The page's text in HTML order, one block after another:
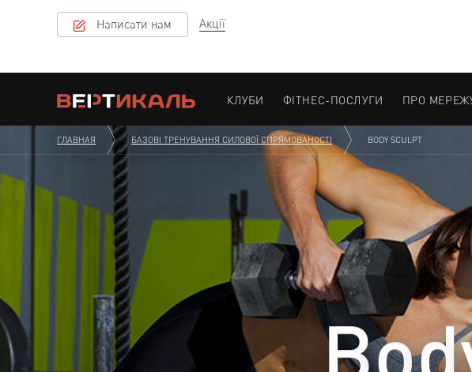
Написати нам Акції
КЛУБИ ФІТНЕС-ПОСЛУГИ ПРО
ГЛАВНАЯ БАЗОВІ ТРЕНУВАННЯ СИЛОВОЇ СПРЯМОВАНОСТІ BODY SCULPT